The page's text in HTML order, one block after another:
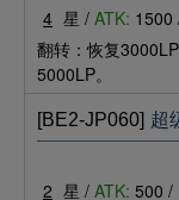
4 星 / ATK: 1500
翻转：恢复
5000LP。
[BE2-JP060] 超
2 星 / ATK: 500 /